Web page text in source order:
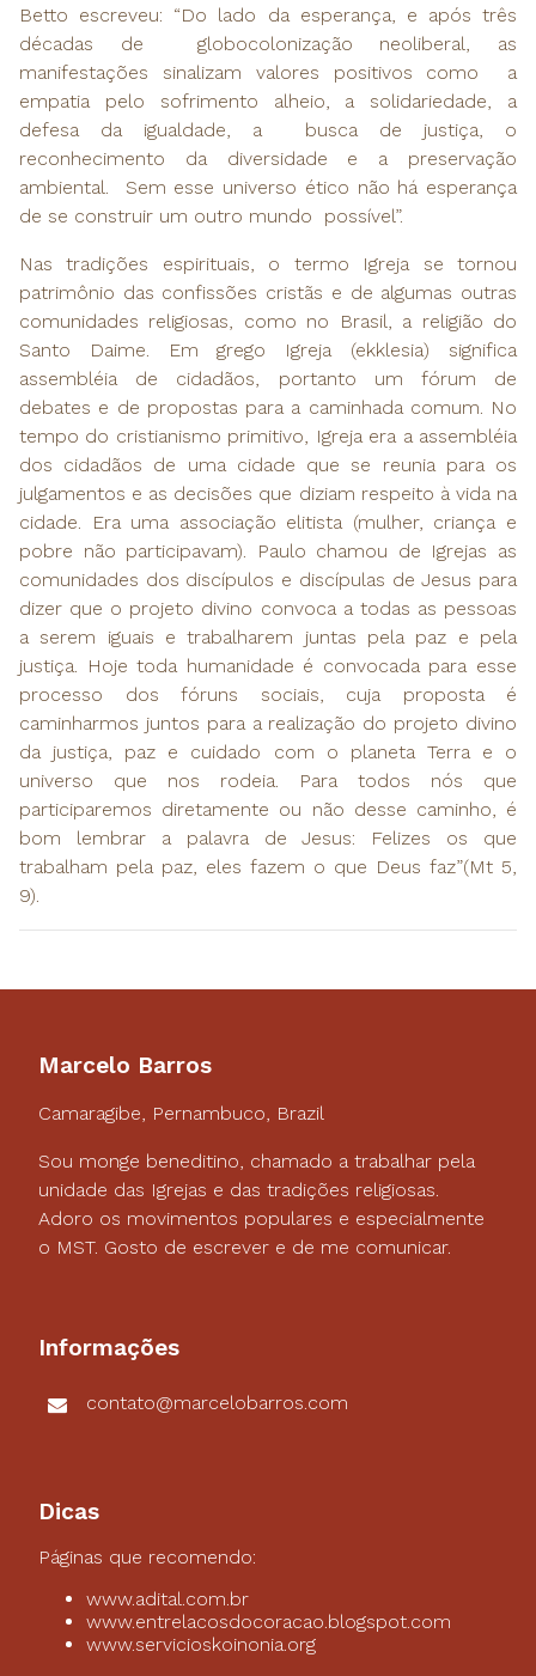
Betto escreveu: “Do lado da esperança, e após três
décadas de globocolonização neoliberal, as
manifestações sinalizam valores positivos como a
empatia pelo sofrimento alheio, a solidariedade, a
defesa da igualdade, a busca de justiça, o
reconhecimento da diversidade e a preservação
ambiental. Sem esse universo ético não há esperança
de se construir um outro mundo possível”.
Nas tradições espirituais, o termo Igreja se tornou
patrimônio das confissões cristãs e de algumas outras
comunidades religiosas, como no Brasil, a religião do
Santo Daime. Em grego Igreja (ekklesia) significa
assembléia de cidadãos, portanto um fórum de
debates e de propostas para a caminhada comum. No
tempo do cristianismo primitivo, Igreja era a assembléia
dos cidadãos de uma cidade que se reunia para os
julgamentos e as decisões que diziam respeito à vida na
cidade. Era uma associação elitista (mulher, criança e
pobre não participavam). Paulo chamou de Igrejas as
comunidades dos discípulos e discípulas de Jesus para
dizer que o projeto divino convoca a todas as pessoas
a serem iguais e trabalharem juntas pela paz e pela
justiça. Hoje toda humanidade é convocada para esse
processo dos fóruns sociais, cuja proposta é
caminharmos juntos para a realização do projeto divino
da justiça, paz e cuidado com o planeta Terra e o
universo que nos rodeia. Para todos nós que
participaremos diretamente ou não desse caminho, é
bom lembrar a palavra de Jesus: Felizes os que
trabalham pela paz, eles fazem o que Deus faz”(Mt 5,
9).
Marcelo Barros
Camaragibe, Pernambuco, Brazil
Sou monge beneditino, chamado a trabalhar pela
unidade das Igrejas e das tradições religiosas.
Adoro os movimentos populares e especialmente
o MST. Gosto de escrever e de me comunicar.
Informações
contato@marcelobarros.com
Dicas
Páginas que recomendo:
www.adital.com.br
www.entrelacosdocoracao.blogspot.com
www.servicioskoinonia.org